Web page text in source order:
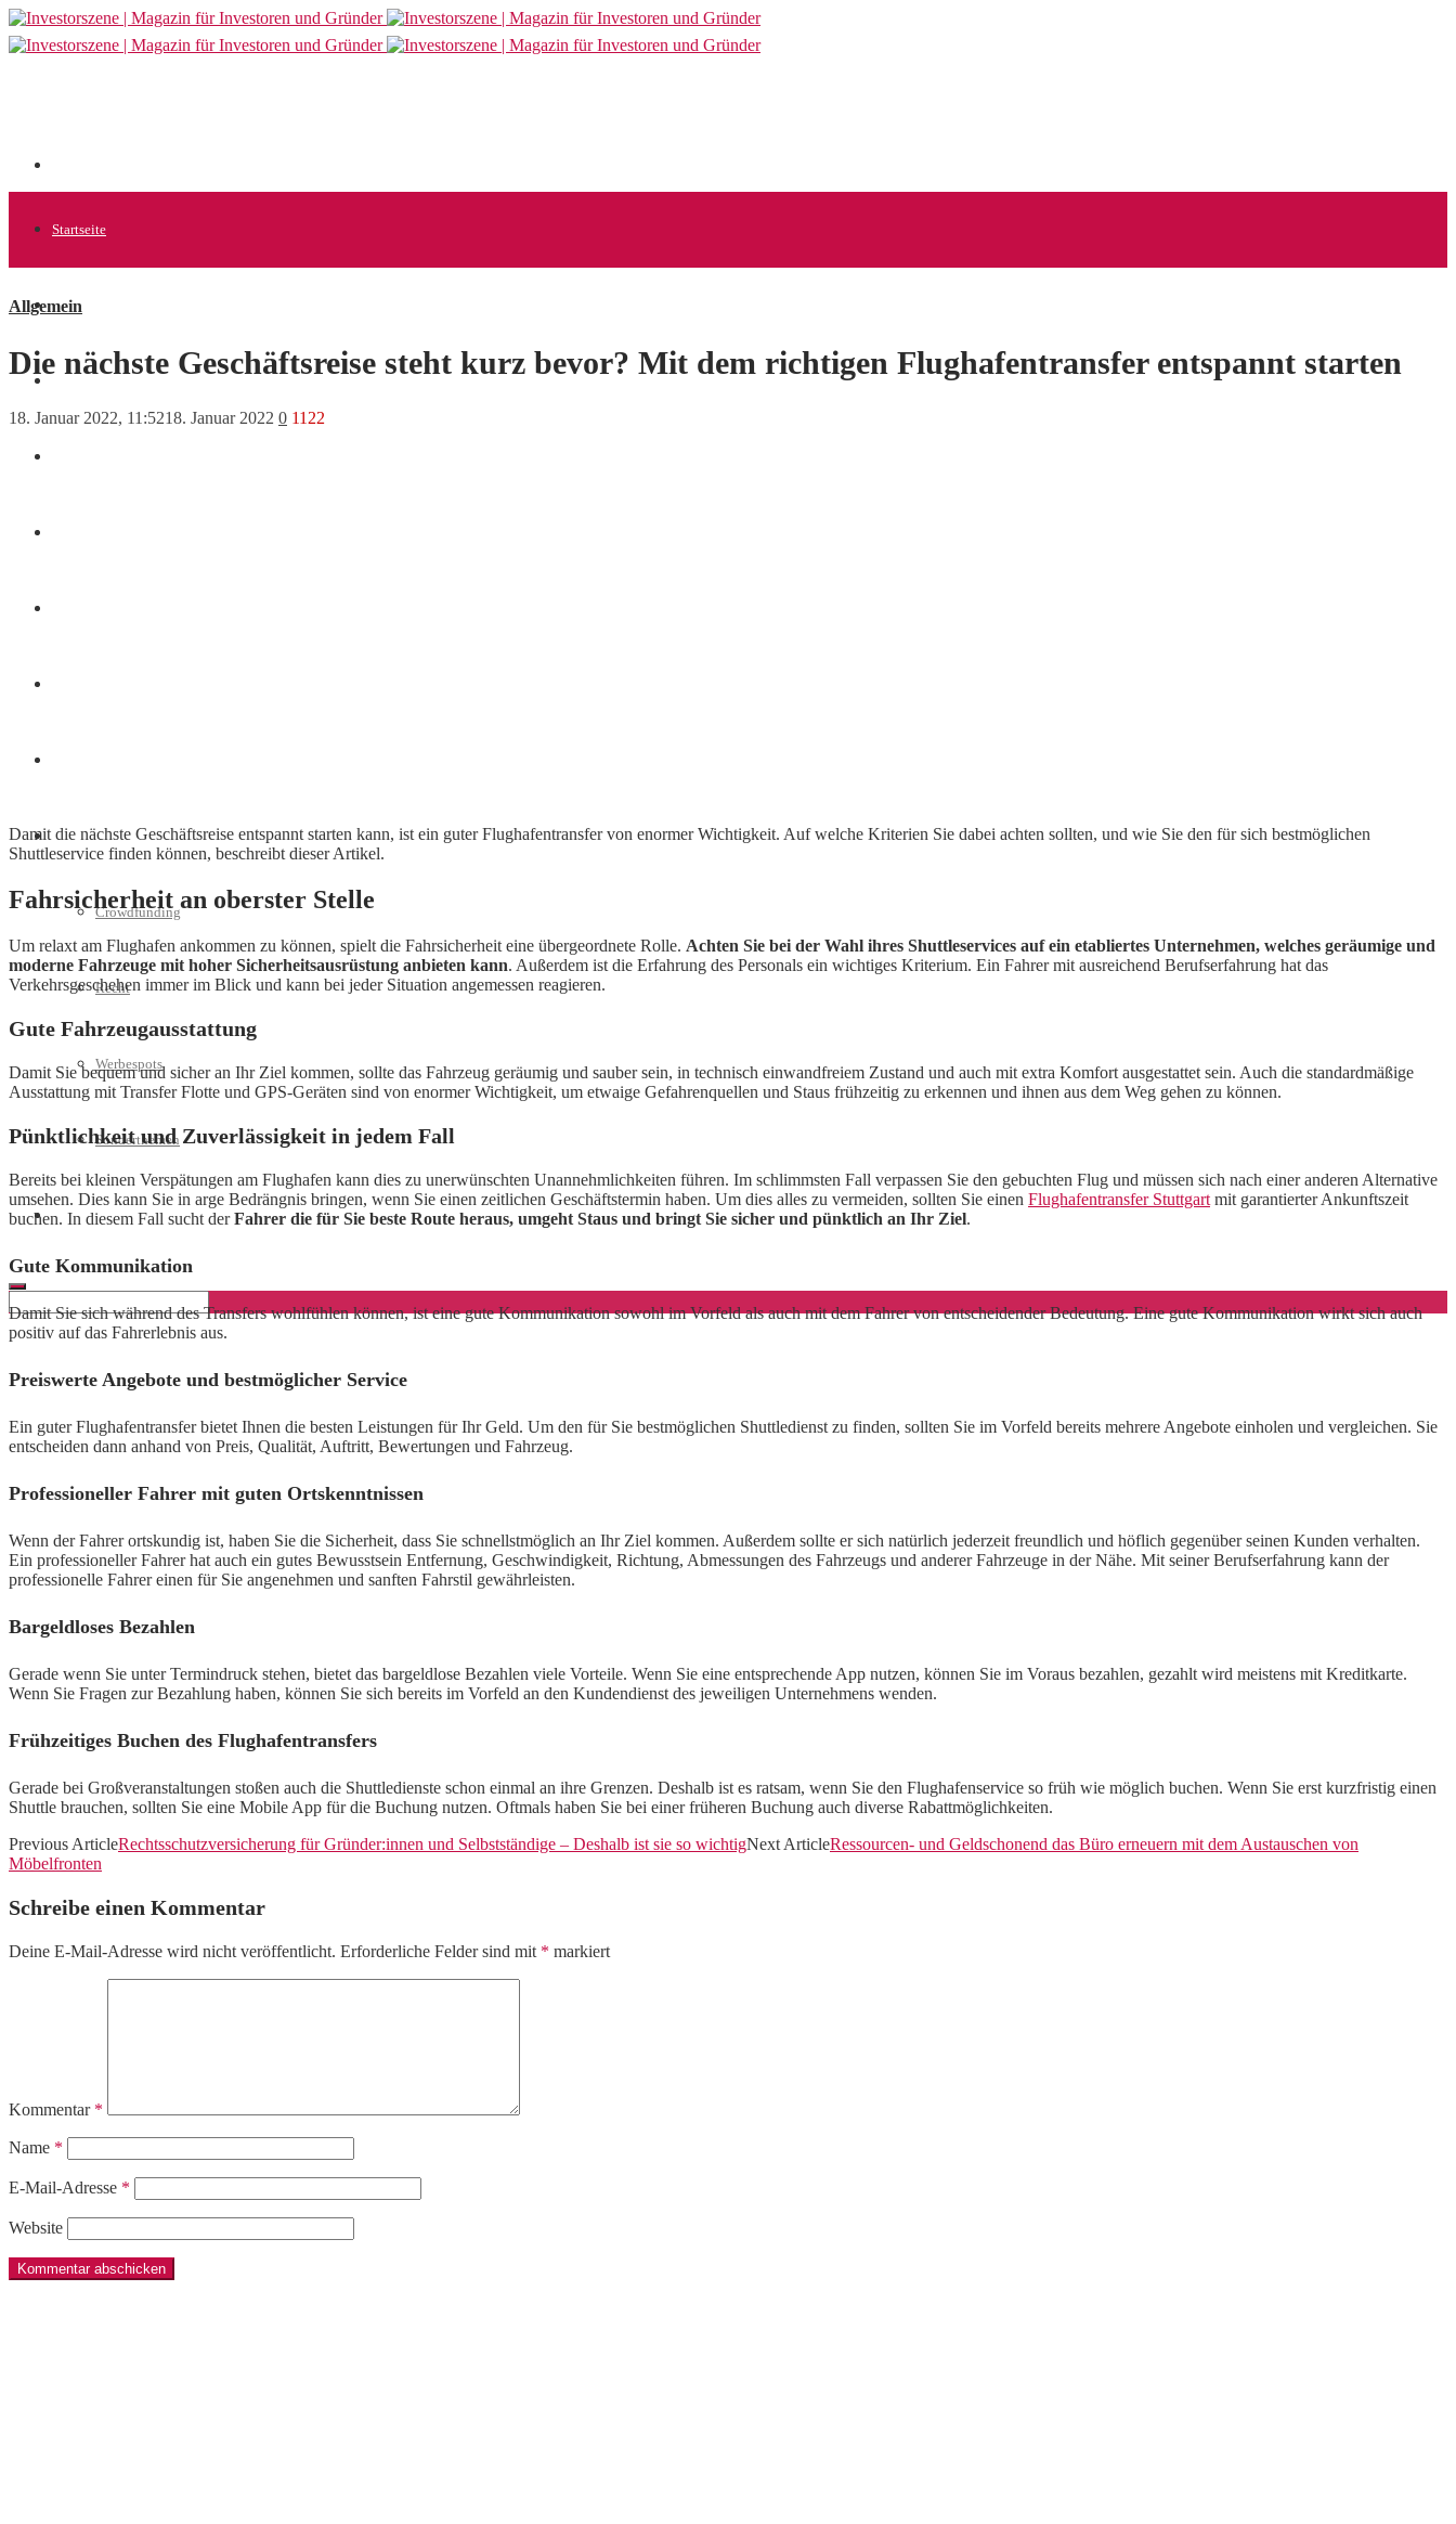
Startseite
Allgemein
Weitere
Crowdfunding
Recht
Werbespots
Sonderthemen
Geschäftskonto eröffnen
Allgemein
Die nächste Geschäftsreise steht kurz bevor? Mit dem richtigen Flughafentransfer entspannt starten
18. Januar 2022, 11:5218. Januar 2022 0 1122
Damit die nächste Geschäftsreise entspannt starten kann, ist ein guter Flughafentransfer von enormer Wichtigkeit. Auf welche Kriterien Sie dabei achten sollten, und wie Sie den für sich bestmöglichen
Shuttleservice finden können, beschreibt dieser Artikel.
Fahrsicherheit an oberster Stelle
Um relaxt am Flughafen ankommen zu können, spielt die Fahrsicherheit eine übergeordnete Rolle. Achten Sie bei der Wahl ihres Shuttleservices auf ein etabliertes Unternehmen, welches geräumige und
moderne Fahrzeuge mit hoher Sicherheitsausrüstung anbieten kann. Außerdem ist die Erfahrung des Personals ein wichtiges Kriterium. Ein Fahrer mit ausreichend Berufserfahrung hat das
Verkehrsgeschehen immer im Blick und kann bei jeder Situation angemessen reagieren.
Gute Fahrzeugausstattung
Damit Sie bequem und sicher an Ihr Ziel kommen, sollte das Fahrzeug geräumig und sauber sein, in technisch einwandfreiem Zustand und auch mit extra Komfort ausgestattet sein. Auch die standardmäßige
Ausstattung mit Transfer Flotte und GPS-Geräten sind von enormer Wichtigkeit, um etwaige Gefahrenquellen und Staus frühzeitig zu erkennen und ihnen aus dem Weg gehen zu können.
Pünktlichkeit und Zuverlässigkeit in jedem Fall
Bereits bei kleinen Verspätungen am Flughafen kann dies zu unerwünschten Unannehmlichkeiten führen. Im schlimmsten Fall verpassen Sie den gebuchten Flug und müssen sich nach einer anderen Alternative
umsehen. Dies kann Sie in arge Bedrängnis bringen, wenn Sie einen zeitlichen Geschäftstermin haben. Um dies alles zu vermeiden, sollten Sie einen Flughafentransfer Stuttgart mit garantierter Ankunftszeit
buchen. In diesem Fall sucht derFahrer die für Sie beste Route heraus, umgeht Staus und bringt Sie sicher und pünktlich an Ihr Ziel.
Gute Kommunikation
Damit Sie sich während des Transfers wohlfühlen können, ist eine gute Kommunikation sowohl im Vorfeld als auch mit dem Fahrer von entscheidender Bedeutung. Eine gute Kommunikation wirkt sich auch
positiv auf das Fahrerlebnis aus.
Preiswerte Angebote und bestmöglicher Service
Ein guter Flughafentransfer bietet Ihnen die besten Leistungen für Ihr Geld. Um den für Sie bestmöglichen Shuttledienst zu finden, sollten Sie im Vorfeld bereits mehrere Angebote einholen und vergleichen. Sie
entscheiden dann anhand von Preis, Qualität, Auftritt, Bewertungen und Fahrzeug.
Professioneller Fahrer mit guten Ortskenntnissen
Wenn der Fahrer ortskundig ist, haben Sie die Sicherheit, dass Sie schnellstmöglich an Ihr Ziel kommen. Außerdem sollte er sich natürlich jederzeit freundlich und höflich gegenüber seinen Kunden verhalten.
Ein professioneller Fahrer hat auch ein gutes Bewusstsein Entfernung, Geschwindigkeit, Richtung, Abmessungen des Fahrzeugs und anderer Fahrzeuge in der Nähe. Mit seiner Berufserfahrung kann der
professionelle Fahrer einen für Sie angenehmen und sanften Fahrstil gewährleisten.
Bargeldloses Bezahlen
Gerade wenn Sie unter Termindruck stehen, bietet das bargeldlose Bezahlen viele Vorteile. Wenn Sie eine entsprechende App nutzen, können Sie im Voraus bezahlen, gezahlt wird meistens mit Kreditkarte.
Wenn Sie Fragen zur Bezahlung haben, können Sie sich bereits im Vorfeld an den Kundendienst des jeweiligen Unternehmens wenden.
Frühzeitiges Buchen des Flughafentransfers
Gerade bei Großveranstaltungen stoßen auch die Shuttledienste schon einmal an ihre Grenzen. Deshalb ist es ratsam, wenn Sie den Flughafenservice so früh wie möglich buchen. Wenn Sie erst kurzfristig einen
Shuttle brauchen, sollten Sie eine Mobile App für die Buchung nutzen. Oftmals haben Sie bei einer früheren Buchung auch diverse Rabattmöglichkeiten.
Previous ArticleRechtsschutzversicherung für Gründer:innen und Selbstständige – Deshalb ist sie so wichtigNext ArticleRessourcen- und Geldschonend das Büro erneuern mit dem Austauschen von
Möbelfronten
Schreibe einen Kommentar
Deine E-Mail-Adresse wird nicht veröffentlicht. Erforderliche Felder sind mit * markiert
Kommentar *
Name *
E-Mail-Adresse *
Website